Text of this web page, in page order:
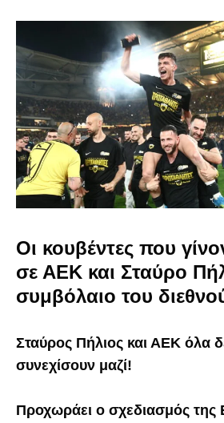
Οι κουβέντες που
σε ΑΕΚ και Σταύρο
συμβόλαιο του
Σταύρος Πήλιος και ΑΕΚ όλα
συνεχίσουν μαζί!
Προχωράει ο σχεδιασμός της